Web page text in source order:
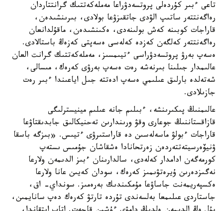
تاعى ءبىر كۇردەلى پروتسەدۋراعا مەملەكەتتىك گرانتتاردان
رەاگەنتتەر ساتىپ الۋدى جاتقىزۋعا بولادى، بىرىنشىدەن،
قاراجات كوبىنە كەش بولىنەدى، ەكىنشىدەن، ماقۇلدانعان
رەاگەنتتەر كەلگەن كەزدە كەلەسى ەسەپتى كەزەڭ باستالادى.
ەسەپ بەرۋ پروتسەدۋراسى ءتيىمسىز، مەملەكەتتىك گرانت العان
عالىمدار جىلىنا بىرنەشە رەت ەسەپ بەرۋى كەرەك، مىسالى،
شەتەلدە بارلىق عىلىمي ەسەپ ادەتتە جىل اياعىندا ءبىر رەت
جازىلادى.
عالىمنىڭ پىكىرىنشە، ءبىلىم جانە عىلىم مينيسترلىگى
قازاقستاننىڭ جوعارى وقۋ ورىندارىن تەحنيكالىق جابدىقتاۋعا
قاراجات ءبولۋ ماسەلەسىن دە قاراستىرۋى ءتيىس. «بىزگە باسقا
ۋنيۆەرسيتەتتەردەن زەرتحانادا ەشقاشان جۇمىس ىستەپ
كورمەگەن ادامدار كەلەدى، سالدارىنان ءبىز الدىمەن ولارعا
نەگىزدەرىن ۇيرەتۋىمىز كەرەك، سودان كەيىن عانا ولارعا
ەكسپەريمەنت جاساۋعا مۇمكىندىك بەرەمىز. سونداي- اق،
جاستاردى عىلىمعا بەلسەندى تۇردە تارتۋ كەرەك دەپ سانايمىن،